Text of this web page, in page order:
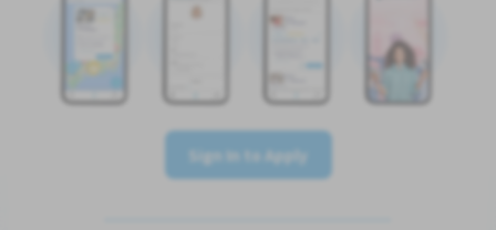
Sign In to Apply